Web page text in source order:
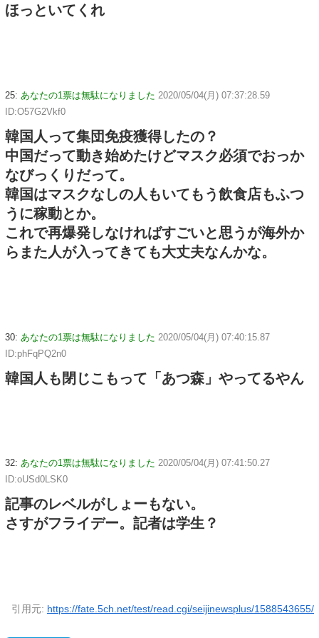
ほっといてくれ
25: あなたの1票は無駄になりました 2020/05/04(月) 07:37:28.59
ID:O57G2Vkf0
韓国人って集団免疫獲得したの？
中国だって動き始めたけどマスク必須でおっか
なびっくりだって。
韓国はマスクなしの人もいてもう飲食店もふつ
うに稼動とか。
これで再爆発しなければすごいと思うが海外か
らまた人が入ってきても大丈夫なんかな。
30: あなたの1票は無駄になりました 2020/05/04(月) 07:40:15.87
ID:phFqPQ2n0
韓国人も閉じこもって「あつ森」やってるやん
32: あなたの1票は無駄になりました 2020/05/04(月) 07:41:50.27
ID:oUSd0LSK0
記事のレベルがしょーもない。
さすがフライデー。記者は学生？
引用元: https://fate.5ch.net/test/read.cgi/seijinewsplus/1588543655/